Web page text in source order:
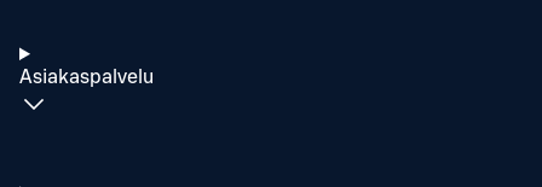
Asiakaspalvelu